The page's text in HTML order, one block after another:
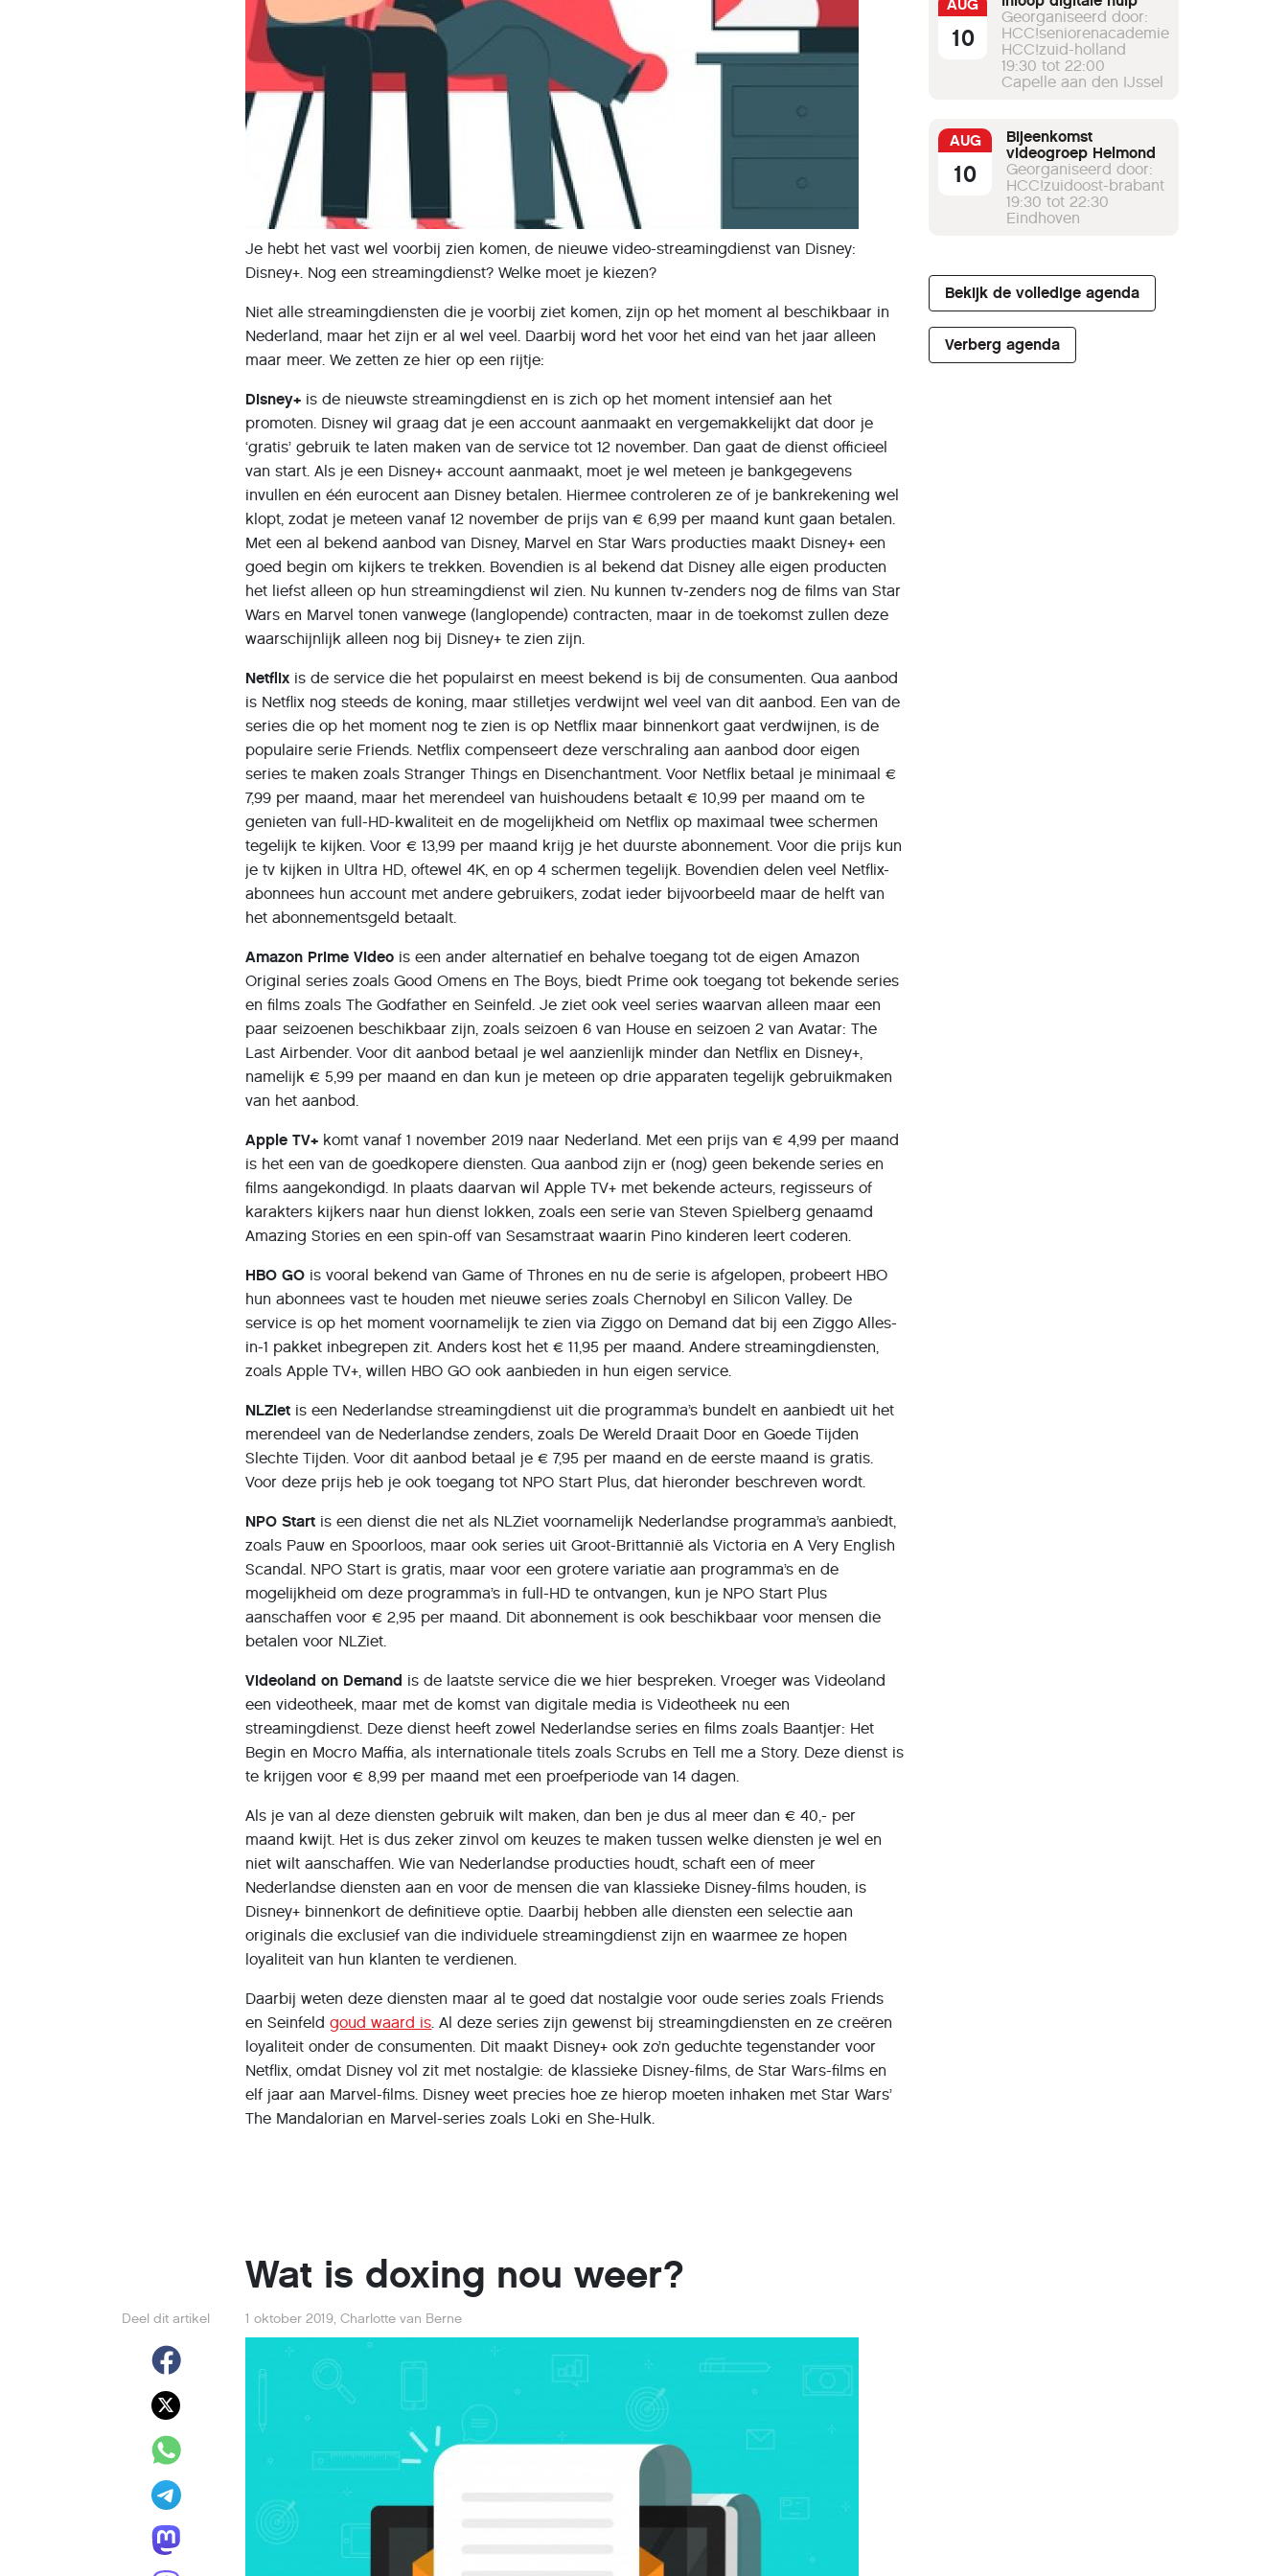
Je hebt het vast wel voorbij zien komen, de nieuwe video-streamingdienst van Disney:
Disney+. Nog een streamingdienst? Welke moet je kiezen?
Niet alle streamingdiensten die je voorbij ziet komen, zijn op het moment al beschikbaar in
Nederland, maar het zijn er al wel veel. Daarbij word het voor het eind van het jaar alleen
maar meer. We zetten ze hier op een rijtje:
Disney+ is de nieuwste streamingdienst en is zich op het moment intensief aan het
promoten. Disney wil graag dat je een account aanmaakt en vergemakkelijkt dat door je
‘gratis’ gebruik te laten maken van de service tot 12 november. Dan gaat de dienst officieel
van start. Als je een Disney+ account aanmaakt, moet je wel meteen je bankgegevens
invullen en één eurocent aan Disney betalen. Hiermee controleren ze of je bankrekening wel
klopt, zodat je meteen vanaf 12 november de prijs van € 6,99 per maand kunt gaan betalen.
Met een al bekend aanbod van Disney, Marvel en Star Wars producties maakt Disney+ een
goed begin om kijkers te trekken. Bovendien is al bekend dat Disney alle eigen producten
het liefst alleen op hun streamingdienst wil zien. Nu kunnen tv-zenders nog de films van Star
Wars en Marvel tonen vanwege (langlopende) contracten, maar in de toekomst zullen deze
waarschijnlijk alleen nog bij Disney+ te zien zijn.
Netflix is de service die het populairst en meest bekend is bij de consumenten. Qua aanbod
is Netflix nog steeds de koning, maar stilletjes verdwijnt wel veel van dit aanbod. Een van de
series die op het moment nog te zien is op Netflix maar binnenkort gaat verdwijnen, is de
populaire serie Friends. Netflix compenseert deze verschraling aan aanbod door eigen
series te maken zoals Stranger Things en Disenchantment. Voor Netflix betaal je minimaal €
7,99 per maand, maar het merendeel van huishoudens betaalt € 10,99 per maand om te
genieten van full-HD-kwaliteit en de mogelijkheid om Netflix op maximaal twee schermen
tegelijk te kijken. Voor € 13,99 per maand krijg je het duurste abonnement. Voor die prijs kun
je tv kijken in Ultra HD, oftewel 4K, en op 4 schermen tegelijk. Bovendien delen veel Netflix-
abonnees hun account met andere gebruikers, zodat ieder bijvoorbeeld maar de helft van
het abonnementsgeld betaalt.
Amazon Prime Video is een ander alternatief en behalve toegang tot de eigen Amazon
Original series zoals Good Omens en The Boys, biedt Prime ook toegang tot bekende series
en films zoals The Godfather en Seinfeld. Je ziet ook veel series waarvan alleen maar een
paar seizoenen beschikbaar zijn, zoals seizoen 6 van House en seizoen 2 van Avatar: The
Last Airbender. Voor dit aanbod betaal je wel aanzienlijk minder dan Netflix en Disney+,
namelijk € 5,99 per maand en dan kun je meteen op drie apparaten tegelijk gebruikmaken
van het aanbod.
Apple TV+ komt vanaf 1 november 2019 naar Nederland. Met een prijs van € 4,99 per maand
is het een van de goedkopere diensten. Qua aanbod zijn er (nog) geen bekende series en
films aangekondigd. In plaats daarvan wil Apple TV+ met bekende acteurs, regisseurs of
karakters kijkers naar hun dienst lokken, zoals een serie van Steven Spielberg genaamd
Amazing Stories en een spin-off van Sesamstraat waarin Pino kinderen leert coderen.
HBO GO is vooral bekend van Game of Thrones en nu de serie is afgelopen, probeert HBO
hun abonnees vast te houden met nieuwe series zoals Chernobyl en Silicon Valley. De
service is op het moment voornamelijk te zien via Ziggo on Demand dat bij een Ziggo Alles-
in-1 pakket inbegrepen zit. Anders kost het € 11,95 per maand. Andere streamingdiensten,
zoals Apple TV+, willen HBO GO ook aanbieden in hun eigen service.
NLZiet is een Nederlandse streamingdienst uit die programma’s bundelt en aanbiedt uit het
merendeel van de Nederlandse zenders, zoals De Wereld Draait Door en Goede Tijden
Slechte Tijden. Voor dit aanbod betaal je € 7,95 per maand en de eerste maand is gratis.
Voor deze prijs heb je ook toegang tot NPO Start Plus, dat hieronder beschreven wordt.
NPO Start is een dienst die net als NLZiet voornamelijk Nederlandse programma’s aanbiedt,
zoals Pauw en Spoorloos, maar ook series uit Groot-Brittannië als Victoria en A Very English
Scandal. NPO Start is gratis, maar voor een grotere variatie aan programma’s en de
mogelijkheid om deze programma’s in full-HD te ontvangen, kun je NPO Start Plus
aanschaffen voor € 2,95 per maand. Dit abonnement is ook beschikbaar voor mensen die
betalen voor NLZiet.
Videoland on Demand is de laatste service die we hier bespreken. Vroeger was Videoland
een videotheek, maar met de komst van digitale media is Videotheek nu een
streamingdienst. Deze dienst heeft zowel Nederlandse series en films zoals Baantjer: Het
Begin en Mocro Maffia, als internationale titels zoals Scrubs en Tell me a Story. Deze dienst is
te krijgen voor € 8,99 per maand met een proefperiode van 14 dagen.
Als je van al deze diensten gebruik wilt maken, dan ben je dus al meer dan € 40,- per
maand kwijt. Het is dus zeker zinvol om keuzes te maken tussen welke diensten je wel en
niet wilt aanschaffen. Wie van Nederlandse producties houdt, schaft een of meer
Nederlandse diensten aan en voor de mensen die van klassieke Disney-films houden, is
Disney+ binnenkort de definitieve optie. Daarbij hebben alle diensten een selectie aan
originals die exclusief van die individuele streamingdienst zijn en waarmee ze hopen
loyaliteit van hun klanten te verdienen.
Daarbij weten deze diensten maar al te goed dat nostalgie voor oude series zoals Friends
en Seinfeldgoud waard is. Al deze series zijn gewenst bij streamingdiensten en ze creëren
loyaliteit onder de consumenten. Dit maakt Disney+ ook zo’n geduchte tegenstander voor
Netflix, omdat Disney vol zit met nostalgie: de klassieke Disney-films, de Star Wars-films en
elf jaar aan Marvel-films. Disney weet precies hoe ze hierop moeten inhaken met Star Wars’
The Mandalorian en Marvel-series zoals Loki en She-Hulk.
Wat is doxing nou weer?
Deel dit artikel 1 oktober 2019,Charlotte van Berne
AUG
10
Georganiseerd door:
HCC!seniorenacademie
HCC!zuid-holland
19:30 tot 22:00
Capelle aan den IJssel
AUG
10
Bijeenkomst
videogroep Helmond
Georganiseerd door:
HCC!zuidoost-brabant
19:30 tot 22:30
Eindhoven
Bekijk de volledige agenda
Verberg agenda